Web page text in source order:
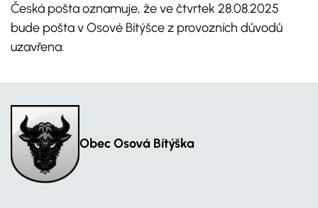
Česká pošta oznamuje, že ve čtvrtek 28.08.2025
bude pošta v Osové Bítýšce z provozních důvodů
uzavřena.
Obec Osová Bítýška